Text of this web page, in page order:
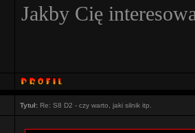
Jakby Cię
Tytuł: Re: S8 D2 - czy warto, jaki silnik itp.